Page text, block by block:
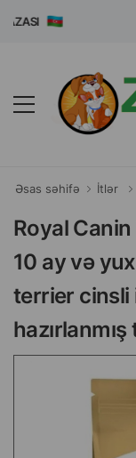
Əsas səhifə İtlər
Royal
10 ay və
terrier cinsli